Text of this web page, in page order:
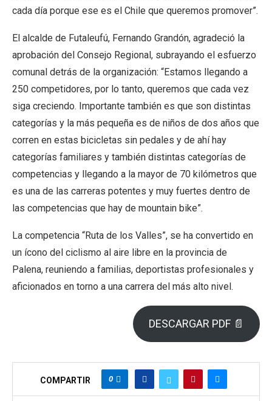
cada día porque ese es el Chile que queremos promover”.
El alcalde de Futaleufú, Fernando Grandón, agradeció la
aprobación del Consejo Regional, subrayando el esfuerzo
comunal detrás de la organización: “Estamos llegando a
250 competidores, por lo tanto, queremos que cada vez
siga creciendo. Importante también es que son distintas
categorías y la más pequeña es de niños de dos años que
corren en estas bicicletas sin pedales y de ahí hay
categorías familiares y también distintas categorías de
competencias y llegando a la mayor de 70 kilómetros que
es una de las carreras potentes y muy fuertes dentro de
las competencias que hay de mountain bike”.
La competencia “Ruta de los Valles”, se ha convertido en
un ícono del ciclismo al aire libre en la provincia de
Palena, reuniendo a familias, deportistas profesionales y
aficionados en torno a una carrera del más alto nivel.
DESCARGAR PDF 📄
COMPARTIR 0